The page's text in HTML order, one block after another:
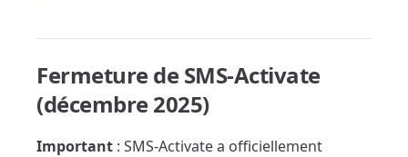
Fermeture de SMS-Activate
(décembre 2025)
Important : SMS-Activate a officiellement